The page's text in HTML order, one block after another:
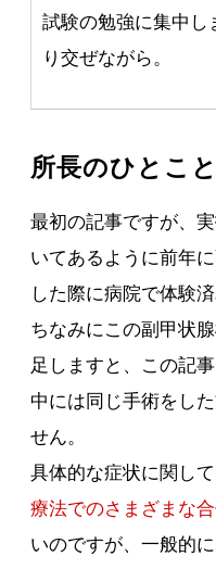
試験の勉強に集中し
り交ぜながら。
所長のひとこと
最初の記事ですが、
いてあるように前年
した際に病院で体験
ちなみにこの副甲状
足しますと、この記
中には同じ手術をし
せん。
具体的な症状に関し
療法でのさまざまな合
いのですが、一般的